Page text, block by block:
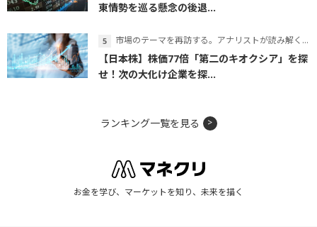
東情勢を巡る懸念の後退...
市場のテーマを再訪する。アナリストが読み解くテーマの本質
【日本株】株価77倍「第二のキオクシア」を探
せ！次の大化け企業を探...
ランキング一覧を見る
お金を学び、マーケットを知り、未来を描く